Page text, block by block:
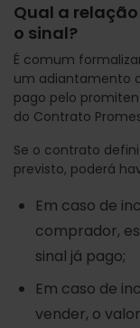
Qual a
o sinal?
É comum
um adiantamento
pago pelo
do Contrato
Se o contrato
previsto, poderá
Em caso de
comprador,
sinal já pago;
Em caso de
vender, o